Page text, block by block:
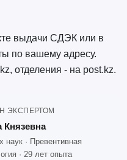
выдачи СДЭК или в
по вашему адресу.
отделения - на post.kz.
ЭКСПЕРТОМ
Князевна
наук · Превентивная
· 29 лет опыта